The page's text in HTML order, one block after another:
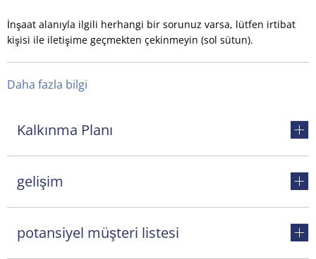
İnşaat alanıyla ilgili herhangi bir sorunuz varsa, lütfen irtibat
kişisi ile iletişime geçmekten çekinmeyin (sol sütun).
Daha fazla bilgi
Kalkınma Planı
gelişim
potansiyel müşteri listesi